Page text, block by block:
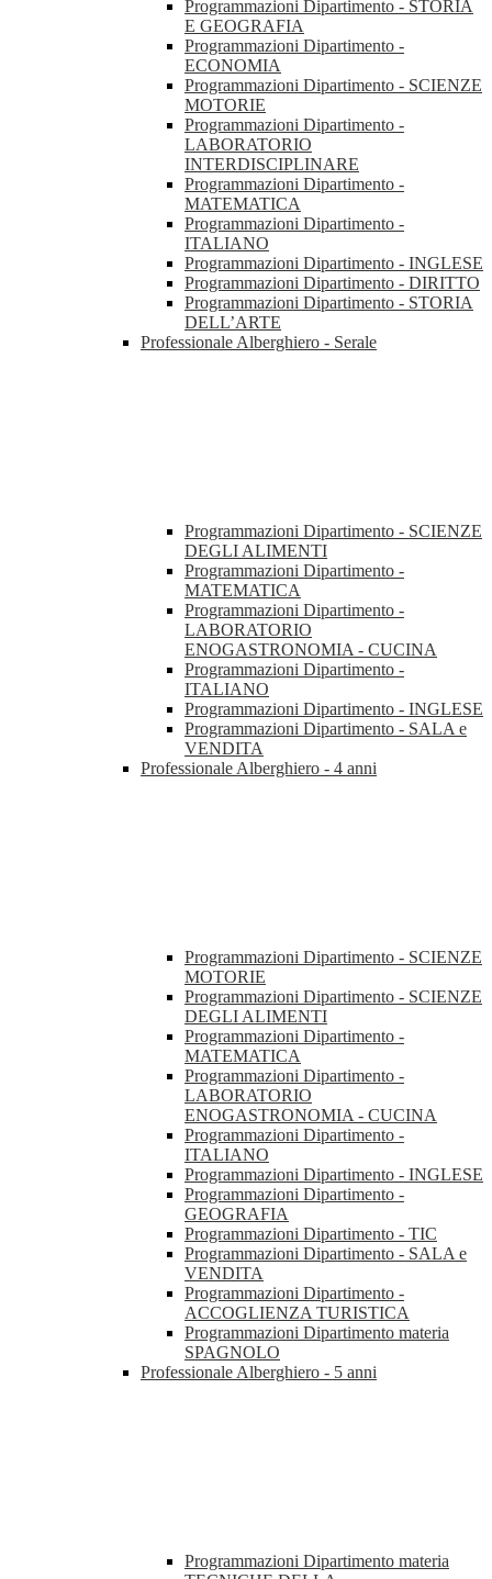
Programmazioni Dipartimento - STORIA
E GEOGRAFIA
Programmazioni Dipartimento -
ECONOMIA
Programmazioni Dipartimento - SCIENZE
MOTORIE
Programmazioni Dipartimento -
LABORATORIO
INTERDISCIPLINARE
Programmazioni Dipartimento -
MATEMATICA
Programmazioni Dipartimento -
ITALIANO
Programmazioni Dipartimento - INGLESE
Programmazioni Dipartimento - DIRITTO
Programmazioni Dipartimento - STORIA
DELL’ARTE
Professionale Alberghiero - Serale
Programmazioni Dipartimento - SCIENZE
DEGLI ALIMENTI
Programmazioni Dipartimento -
MATEMATICA
Programmazioni Dipartimento -
LABORATORIO
ENOGASTRONOMIA - CUCINA
Programmazioni Dipartimento -
ITALIANO
Programmazioni Dipartimento - INGLESE
Programmazioni Dipartimento - SALA e
VENDITA
Professionale Alberghiero - 4 anni
Programmazioni Dipartimento - SCIENZE
MOTORIE
Programmazioni Dipartimento - SCIENZE
DEGLI ALIMENTI
Programmazioni Dipartimento -
MATEMATICA
Programmazioni Dipartimento -
LABORATORIO
ENOGASTRONOMIA - CUCINA
Programmazioni Dipartimento -
ITALIANO
Programmazioni Dipartimento - INGLESE
Programmazioni Dipartimento -
GEOGRAFIA
Programmazioni Dipartimento - TIC
Programmazioni Dipartimento - SALA e
VENDITA
Programmazioni Dipartimento -
ACCOGLIENZA TURISTICA
Programmazioni Dipartimento materia
SPAGNOLO
Professionale Alberghiero - 5 anni
Programmazioni Dipartimento materia